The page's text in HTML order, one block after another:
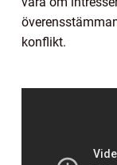
konflikt.